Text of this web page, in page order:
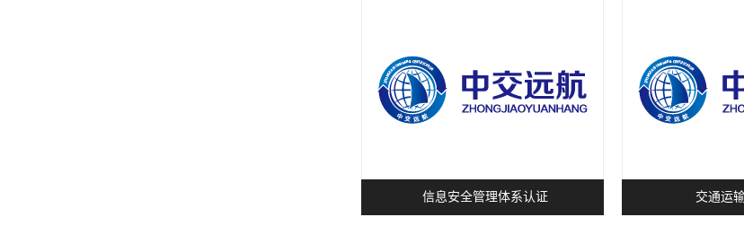
信息安全管理体系认证 交通运